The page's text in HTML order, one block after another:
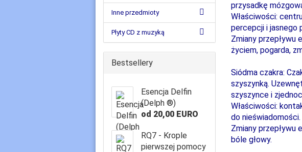
przysadkę
Właściwości:
percepcji i jasnego
Zmiany przepływu
życiem, pogarda,
Siódma czakra:
szyszynką.
szyszynce i
Właściwości:
do nieświadomości.
Zmiany przepływu
bóle głowy.
Inne przedmioty
Płyty CD z muzyką
Bestsellery
Esencja Delfin
(Delph ®)
od 20,00 EURO
RQ7 - Krople
pierwszej pomocy